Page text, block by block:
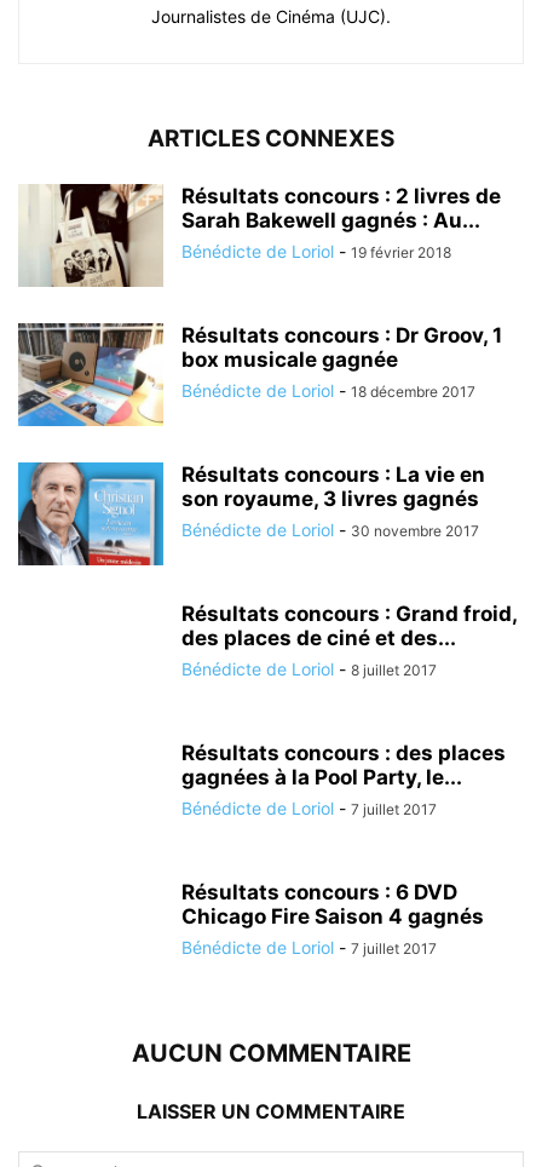
Journalistes de Cinéma (UJC).
ARTICLES CONNEXES
Résultats concours : 2 livres de
Sarah Bakewell gagnés : Au...
Bénédicte de Loriol - 19 février 2018
Résultats concours : Dr Groov, 1
box musicale gagnée
Bénédicte de Loriol - 18 décembre 2017
Résultats concours : La vie en
son royaume, 3 livres gagnés
Bénédicte de Loriol - 30 novembre 2017
Résultats concours : Grand froid,
des places de ciné et des...
Bénédicte de Loriol - 8 juillet 2017
Résultats concours : des places
gagnées à la Pool Party, le...
Bénédicte de Loriol - 7 juillet 2017
Résultats concours : 6 DVD
Chicago Fire Saison 4 gagnés
Bénédicte de Loriol - 7 juillet 2017
AUCUN COMMENTAIRE
LAISSER UN COMMENTAIRE